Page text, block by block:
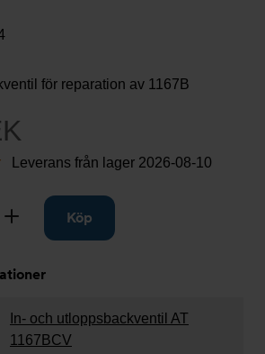
för reparation av 1167B
Leverans från lager 2026-08-10
Lägg tillKöp
In- och utloppsbackventil AT
1167BCV